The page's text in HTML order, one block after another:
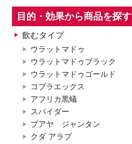
目的・効果から商品を探す
飲むタイプ
ウラットマドゥ
ウラットマドゥブラック
ウラットマドゥゴールド
コブラエックス
アフリカ黒蟻
スパイダー
ブアヤ ジャンタン
クダ アラブ